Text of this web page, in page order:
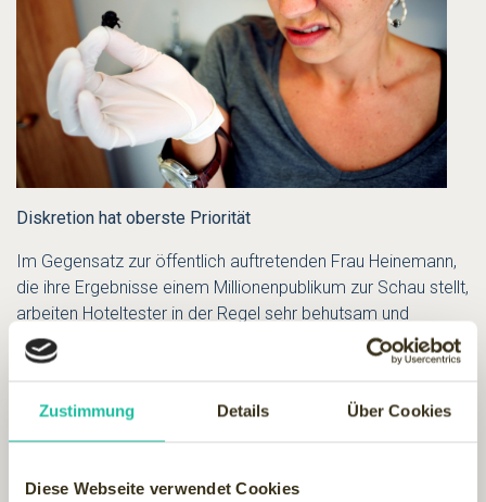
Zustimmung Details Über Cookies
Diese Webseite verwendet Cookies
Diskretion hat oberste Priorität
Im Gegensatz zur öffentlich auftretenden Frau Heinemann,
die ihre Ergebnisse einem Millionenpublikum zur Schau stellt,
arbeiten Hoteltester in der Regel sehr behutsam und
vertraulich. Der Internetauftritt der Deutschen Akademie ist
sehr minimalistisch gehalten. Unter einem kurzen Text zur
dem Geschäftsführer zu finden. Die Akademie verhält sich
sehr diskret, bereits vor dem Interview macht Herr